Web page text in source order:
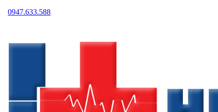
0947.633.588